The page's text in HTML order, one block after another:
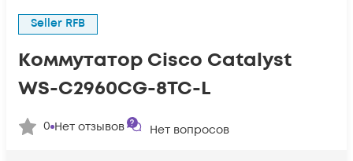
Seller RFB
Коммутатор Cisco Catalyst
WS-C2960CG-8TC-L
0 Нет отзывов Нет вопросов